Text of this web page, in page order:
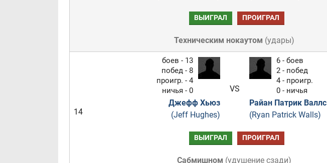
ВЫИГРАЛ ПРОИГРАЛ
Техническим нокаутом (удары)
14
боев - 13
побед - 8
проигр. - 4
ничья - 0
Джефф Хьюз
(Jeff Hughes)
VS
6 - боев
2 - побед
4 - проигр.
0 - ничья
Райан Патрик Валлс
(Ryan Patrick Walls)
ВЫИГРАЛ ПРОИГРАЛ
Сабмишном (удушение сзади)